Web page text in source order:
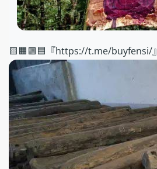
🟨🟧🟩🟦『https://t.me/buyfensi/』